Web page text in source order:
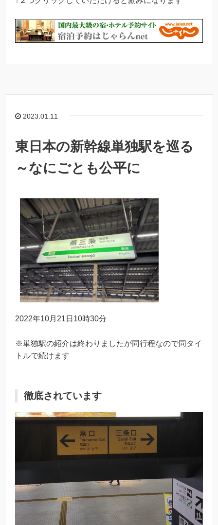
2023.01.11
東日本の新幹線単独駅を巡る
～なにごとも公平に
2022年10月21日10時30分
※単独駅の紹介は終わりましたが同行程なので同タイ
トルで続けます
徹底されています